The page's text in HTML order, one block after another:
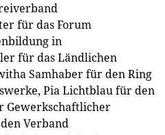
für das Forum
in
für das Ländlichen
Samhaber für den Ring
Pia Lichtblau für den
Gewerkschaftlicher
Verband